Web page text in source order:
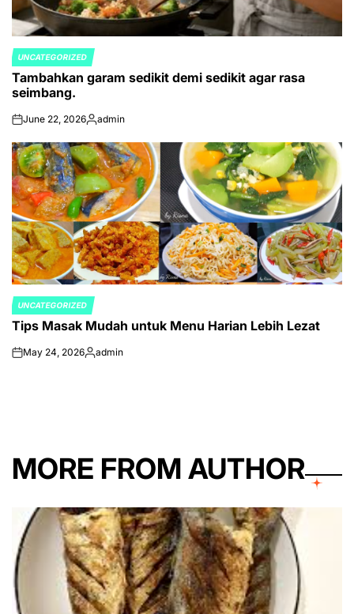
POSTED
IN
UNCATEGORIZED
Tambahkan garam sedikit demi sedikit agar rasa
seimbang.
onJune 22, 2026Posted
admin
POSTED
IN
UNCATEGORIZED
Tips Masak Mudah untuk Menu Harian Lebih Lezat
onMay 24, 2026Posted
admin
MORE FROM AUTHOR